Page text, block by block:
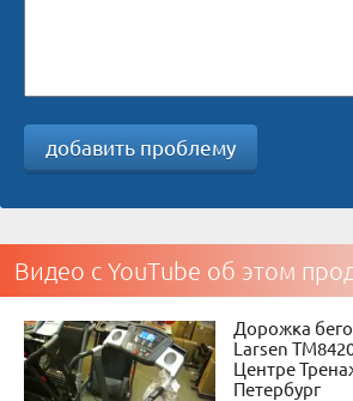
добавить проблему
Видео с YouTube об этом
Дорожка
Larsen
Центре
Петербург